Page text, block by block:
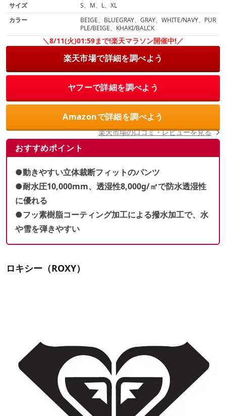
サイズ
S、M、L、XL
カラー
BEIGE、BLUEGRAY、GRAY、WHITE/NAVY、PUR
PLE/BEIGE、KHAKI/BALCK
＼8/11(火)01:59まで!楽天マラソン開催中!／
楽天市場で詳細を調べよう
ヤフーで詳細を調べよう
Amazonで詳細を調べよう
おすすめポイント
●動きやすい立体裁断フィットのパンツ
●耐水圧10,000mm、透湿性8,000g/㎡で防水透湿性
に優れる
●フッ素樹脂コーティング加工による撥水加工で、水
や雪を弾きやすい
楽天市場の口コミ・レビューを見る
ロキシー（ROXY）